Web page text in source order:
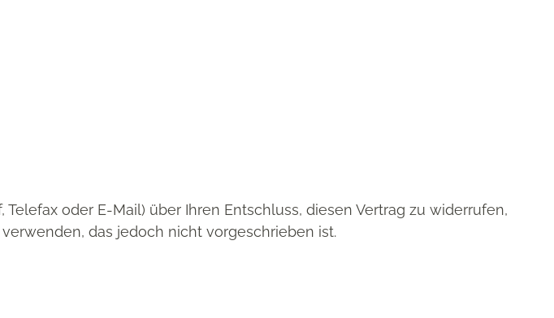
oder E-Mail) über Ihren Entschluss, diesen Vertrag zu widerrufen,
das jedoch nicht vorgeschrieben ist.